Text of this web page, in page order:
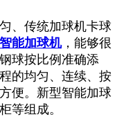
、传统加球机卡球
智能加球机，能够很
球按比例准确添
的均匀、连续、按
便。新型智能加球
等组成。